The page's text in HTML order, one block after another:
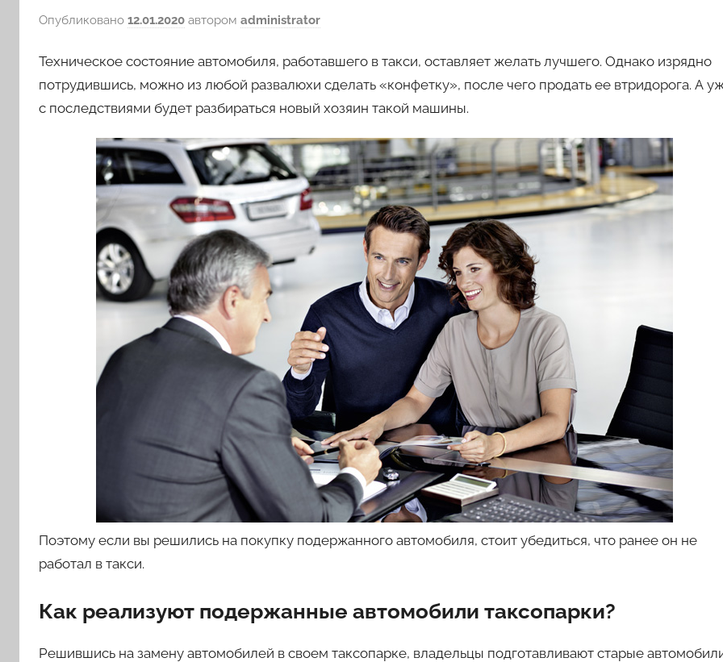
Опубликовано 12.01.2020 автором administrator
Техническое состояние автомобиля, работавшего в такси, оставляет желать лучшего. Однако изрядно
потрудившись, можно из любой развалюхи сделать «конфетку», после чего продать ее втридорога. А
с последствиями будет разбираться новый хозяин такой машины.
Поэтому если вы решились на покупку подержанного автомобиля, стоит убедиться, что ранее он не
работал в такси.
Как реализуют подержанные автомобили таксопарки?
Решившись на замену автомобилей в своем таксопарке, владельцы подготавливают старые